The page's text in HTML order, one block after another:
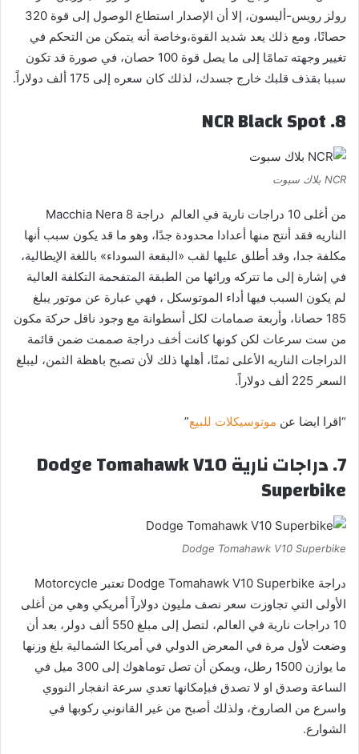
رولز رويس-أليسون، إلا أن الإصدار استطاع الوصول إلى قوة 320
حصانًا، ومع ذلك يعد شديد القوة،وخاصة أنه يتمكن من التحكم في
تغيير وجهته تمامًا إلى ما يصل قوة 100 حصان، في صورة قد تكون
سببا بقذف قلبك خارج جسدك، لذلك كان سعره إلى 175 ألف دولاراً.
8. NCR Black Spot
NCR بلاك سبوت
من أغلى 10 دراجات نارية في العالم دراجة 8 Macchia Nera
الناريه فقد أنتج منها أعدادا محدودة جدًا، وهو ما قد يكون سبب أنها
مكلفة جدا، وقد أطلق عليها لقب «البقعة السوداء» باللغة الإيطالية،
في إشارة إلى ما تتركه ورائها من الطبقة المتفحمة التكلفة العالية
لم يكون السبب فيها أداء الموتوسكل ، فهي عبارة عن موتور يبلغ
185 حصانا، وأربعة صمامات لكل أسطوانة مع وجود ناقل حركة مكون
من ست سرعات لكن كونها كانت أخف دراجة صممت ضمن قائمة
الدراجات الناريه الأعلى ثمنًا، أهلها ذلك لأن تصبح باهظة الثمن، ليبلغ
السعر 225 ألف دولاراً.
“اقرا ايضا عن موتوسيكلات للبيع”
7. دراجات نارية Dodge Tomahawk V10
Superbike
Dodge Tomahawk V10 Superbike
دراجة Dodge Tomahawk V10 Superbike تعتبر Motorcycle
الأولى التي تجاوزت سعر نصف مليون دولاراً أمريكي وهي من أغلى
10 دراجات نارية في العالم، لتصل إلى مبلغ 550 ألف دولر، بعد أن
وضعت لأول مرة في المعرض الدولي في أمريكا الشمالية بلغ وزنها
ما يوازن 1500 رطل، ويمكن أن تصل توماهوك إلى 300 ميل في
الساعة وصدق او لا تصدق فبإمكانها تعدي سرعة انفجار النووي
واسرع من الصاروخ، ولذلك أصبح من غير القانوني ركوبها في
الشوارع.